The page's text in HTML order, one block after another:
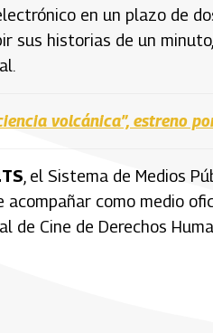
en un plazo de
sus historias de un
volcánica”, estreno
, el Sistema de Medios
acompañar como medio
de Cine de Derechos